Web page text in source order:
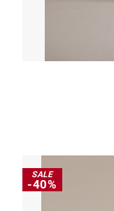
SALE
-40%